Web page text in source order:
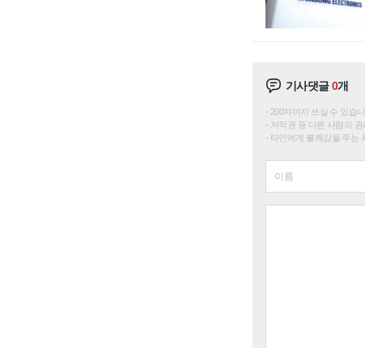
기사댓글0개
200자까지 쓰실 수 있습
저작권 등 다른 사람의
타인에게 불쾌감을 주는